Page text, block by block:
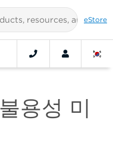
eStore
용성 미